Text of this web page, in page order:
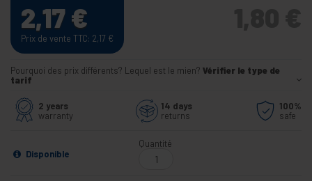
2,17€
Prix de vente TTC: 2,17 €
Pourquoi des prix différents? Lequel est le mien? Vérifier le type de
tarif
2 years
warranty
14 days
returns
100%
safe
Disponible
Quantité